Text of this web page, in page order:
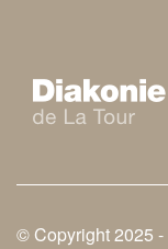
© Copyright 2025 -